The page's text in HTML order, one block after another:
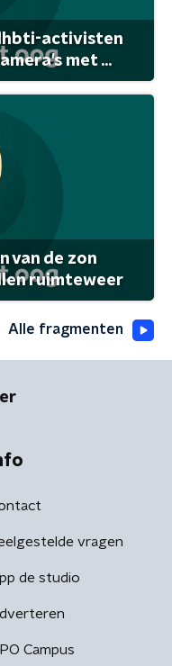
activisten
met ...
van de zon
ruimteweer
Alle fragmenten
vragen
de studio
Campus